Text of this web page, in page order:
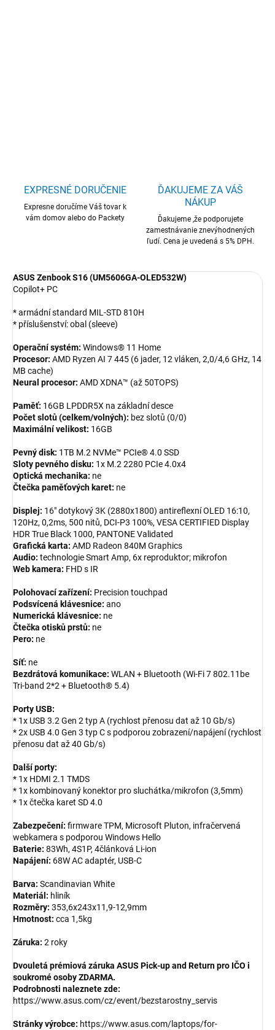
EXPRESNÉ DORUČENIE
Expresne doručíme Váš tovar k
vám domov alebo do Packety
ĎAKUJEME ZA VÁŠ
NÁKUP
Ďakujeme ,že podporujete
zamestnávanie znevýhodnených
ľudí. Cena je uvedená s 5% DPH.
ASUS Zenbook S16 (UM5606GA-OLED532W)
Copilot+ PC
* armádní standard MIL-STD 810H
* příslušenství: obal (sleeve)
Operační systém: Windows® 11 Home
Procesor: AMD Ryzen AI 7 445 (6 jader, 12 vláken, 2,0/4,6 GHz, 14
MB cache)
Neural procesor: AMD XDNA™ (až 50TOPS)
Paměť: 16GB LPDDR5X na základní desce
Počet slotů (celkem/volných): bez slotů (0/0)
Maximální velikost: 16GB
Pevný disk: 1TB M.2 NVMe™ PCIe® 4.0 SSD
Sloty pevného disku: 1x M.2 2280 PCIe 4.0x4
Optická mechanika: ne
Čtečka paměťových karet: ne
Displej: 16" dotykový 3K (2880x1800) antireflexní OLED 16:10,
120Hz, 0,2ms, 500 nitů, DCI-P3 100%, VESA CERTIFIED Display
HDR True Black 1000, PANTONE Validated
Grafická karta: AMD Radeon 840M Graphics
Audio: technologie Smart Amp, 6x reproduktor; mikrofon
Web kamera: FHD s IR
Polohovací zařízení: Precision touchpad
Podsvícená klávesnice: ano
Numerická klávesnice: ne
Čtečka otisků prstů: ne
Pero: ne
Síť: ne
Bezdrátová komunikace: WLAN + Bluetooth (Wi-Fi 7 802.11be
Tri-band 2*2 + Bluetooth® 5.4)
Porty USB:
* 1x USB 3.2 Gen 2 typ A (rychlost přenosu dat až 10 Gb/s)
* 2x USB 4.0 Gen 3 typ C s podporou zobrazení/napájení (rychlost
přenosu dat až 40 Gb/s)
Další porty:
* 1x HDMI 2.1 TMDS
* 1x kombinovaný konektor pro sluchátka/mikrofon (3,5mm)
* 1x čtečka karet SD 4.0
Zabezpečení: firmware TPM, Microsoft Pluton, infračervená
webkamera s podporou Windows Hello
Baterie: 83Wh, 4S1P, 4článková Li-ion
Napájení: 68W AC adaptér, USB-C
Barva: Scandinavian White
Materiál: hliník
Rozměry: 353,6x243x11,9-12,9mm
Hmotnost: cca 1,5kg
Záruka: 2 roky
Dvouletá prémiová záruka ASUS Pick-up and Return pro IČO i
soukromé osoby ZDARMA.
Podrobnosti naleznete zde:
https://www.asus.com/cz/event/bezstarostny_servis
Stránky výrobce: https://www.asus.com/laptops/for-